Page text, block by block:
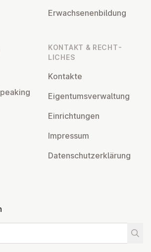
Er­wach­sen­en­bildung
KONTAKT & RECHT­
LICHES
Kontakte
Ei­gentums­ver­wal­tung
Ein­rich­tun­gen
Impressum
Datens­chutzerklärung